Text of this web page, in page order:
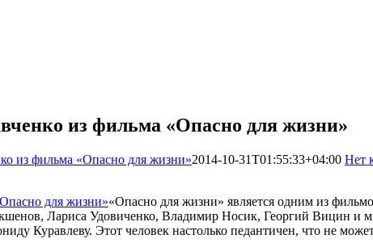
из фильма «Опасно для жизни»
из фильма «Опасно для жизни»2014-10-31T01:55:33+04:00 Нет
«Опасно для жизни» является одним из
Лариса Удовиченко, Владимир Носик, Георгий Вицин и
Куравлеву. Этот человек настолько педантичен, что не